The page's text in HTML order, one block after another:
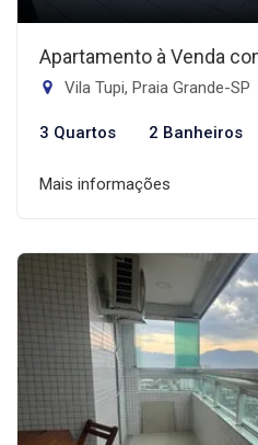
Apartamento à Venda
Vila Tupi, Praia Grande-SP
3 Quartos 2 Banheiros
Mais informações